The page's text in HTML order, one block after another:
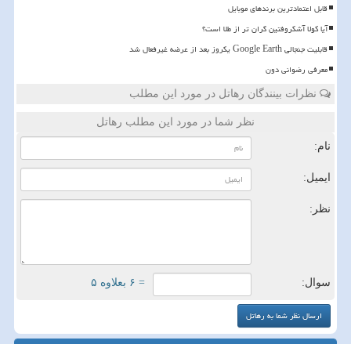
قابل اعتمادترین برندهای موبایل
آیا کولا آشکروفتین گران تر از طلا است؟
قابلیت جنجالی Google Earth یکروز بعد از عرضه غیرفعال شد
معرفی رضوانی دون
نظرات بینندگان رهاتل در مورد این مطلب
نظر شما در مورد این مطلب رهاتل
نام:
ایمیل:
نظر:
سوال: = ۶ بعلاوه ۵